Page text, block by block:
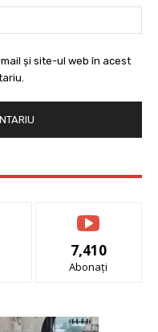
și site-ul web în acest
7,410
Abonați